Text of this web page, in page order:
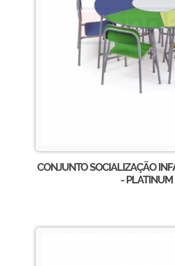
CONJUNTO SOCIALIZAÇÃO
- PLATINUM